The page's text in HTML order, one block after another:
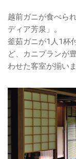
越前ガニが食べら
ディア芳泉」。
釜茹ガニが1人1杯
ど、カニプランが
わせた客室が揃いま